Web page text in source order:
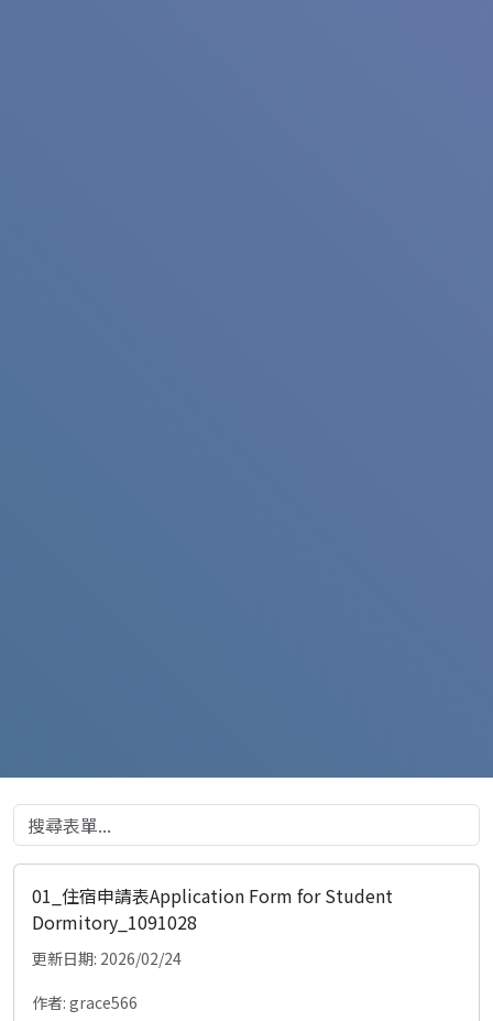
01_住宿申請表Application Form for Student
Dormitory_1091028
更新日期: 2026/02/24
作者: grace566